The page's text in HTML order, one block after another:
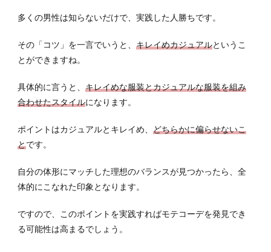
多くの男性は知らないだけで、実践した人勝ちです。
その「コツ」を一言でいうと、 キレイめカジュアルというこ
とができますね。
具体的に言うと、 キレイめな服装とカジュアルな服装を組み
合わせたスタイルになります。
ポイントはカジュアルとキレイめ、 どちらかに偏らせないこ
とです。
自分の体形にマッチした理想のバランスが見つかったら、全
体的にこなれた印象となります。
ですので、このポイントを実践すればモテコーデを発見でき
る可能性は高まるでしょう。